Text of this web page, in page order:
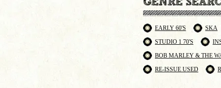
EARLY 60'S
SKA
STUDIO 1 70'S
BOB MARLEY & THE
RE-ISSUE USED